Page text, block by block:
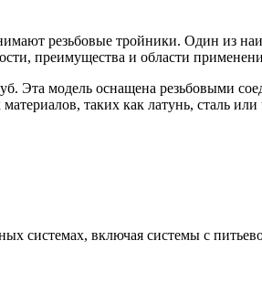
Труба медная
Круг бронзовый
Хомуты стальные
резьбовые тройники. Один из
преимущества и области
Эта модель оснащена резьбовыми
таких как латунь, сталь или
системах, включая системы с